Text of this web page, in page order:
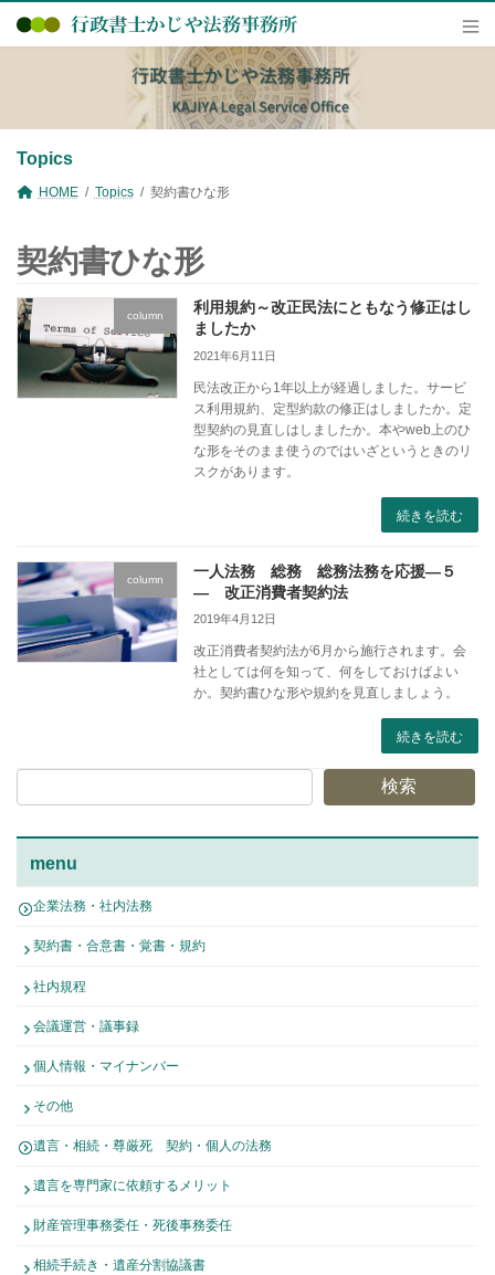
テ
ス
ゲ
ン
Topics
HOME Topics 契約書ひな形
契約書ひな形
column
利用規約～改正民法にともなう修正はし
ましたか
2021年6月11日
民法改正から1年以上が経過しました。サービ
ス利用規約、定型約款の修正はしましたか。定
型契約の見直しはしましたか。本やweb上のひ
な形をそのまま使うのではいざというときのリ
スクがあります。
続きを読む
column
一人法務 総務 総務法務を応援―５
― 改正消費者契約法
2019年4月12日
改正消費者契約法が6月から施行されます。会
社としては何を知って、何をしておけばよい
か。契約書ひな形や規約を見直しましょう。
続きを読む
検索
menu
企業法務・社内法務
契約書・合意書・覚書・規約
社内規程
会議運営・議事録
個人情報・マイナンバー
その他
遺言・相続・尊厳死 契約・個人の法務
遺言を専門家に依頼するメリット
財産管理事務委任・死後事務委任
相続手続き・遺産分割協議書